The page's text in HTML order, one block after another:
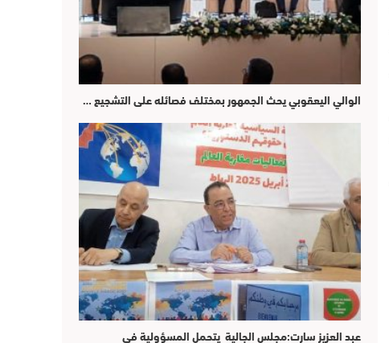
الوالي اليعقوبي يحث الجمهور بمختلف فصائله على التشجيع …
عبد العزيز سارت:مجلس الجالية يتحمل المسؤولية في